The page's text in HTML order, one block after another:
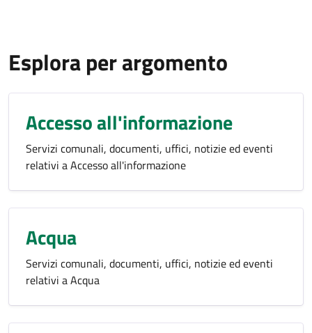
Esplora per argomento
Accesso all'informazione
Servizi comunali, documenti, uffici, notizie ed eventi
relativi a Accesso all'informazione
Acqua
Servizi comunali, documenti, uffici, notizie ed eventi
relativi a Acqua